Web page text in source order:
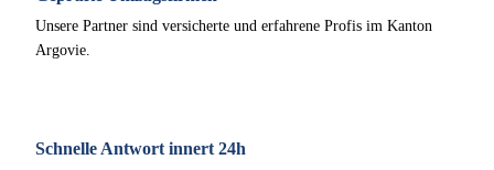
Unsere Partner sind versicherte und erfahrene Profis im Kanton
Argovie.
Schnelle Antwort innert 24h